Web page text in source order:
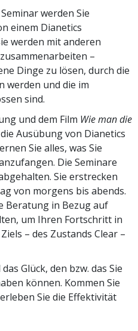
werden Sie
einem Dianetics
werden mit anderen
–
Dinge zu lösen, durch die
werden und die im
sind.
und dem Film Wie man die
Ausübung von Dianetics
Sie alles, was Sie
Die Seminare
Sie erstrecken
von morgens bis abends.
Beratung in Bezug auf
um Ihren Fortschritt in
– des Zustands Clear –
Glück, den bzw. das Sie
können. Kommen Sie
Sie die Effektivität